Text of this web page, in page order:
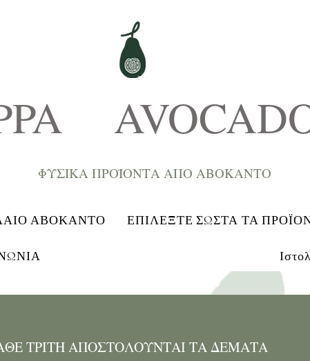
ΦΥΣΙΚΑ ΠΡΟΪΟΝΤΑ ΑΠΟ ΑΒΟΚΑNTΟ
ΑΒΟΚΑΝΤΟ ΕΠΙΛΕΞΤΕ ΣΩΣΤΑ ΤΑ
ΤΡΙΤΗ ΑΠΟΣΤΟΛΟΥΝΤΑΙ ΤΑ ΔΕΜΑΤΑ